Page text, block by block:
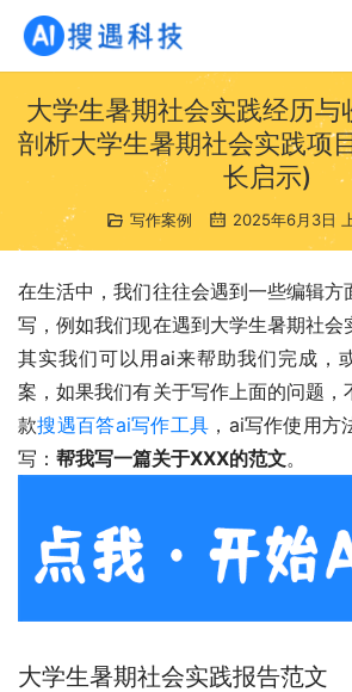
大学生暑期社会实践经历与
剖析大学生暑期社会实践项
长启示)
写作案例 2025年6月3日
在生活中，我们往往会遇到一些编辑方
写，例如我们现在遇到大学生暑期社会
其实我们可以用ai来帮助我们完成，
案，如果我们有关于写作上面的问题，
款搜遇百答ai写作工具 ，ai写作使用
写： 帮我写一篇关于XXX的范文。
大学生暑期社会实践报告范文